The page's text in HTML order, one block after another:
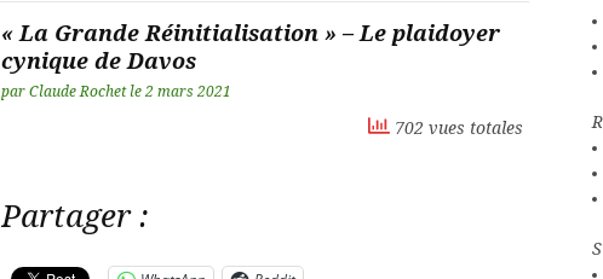
« La Grande Réinitialisation » – Le plaidoyer
cynique de Davos
par Claude Rochet le 2 mars 2021
702 vues totales
Partager :